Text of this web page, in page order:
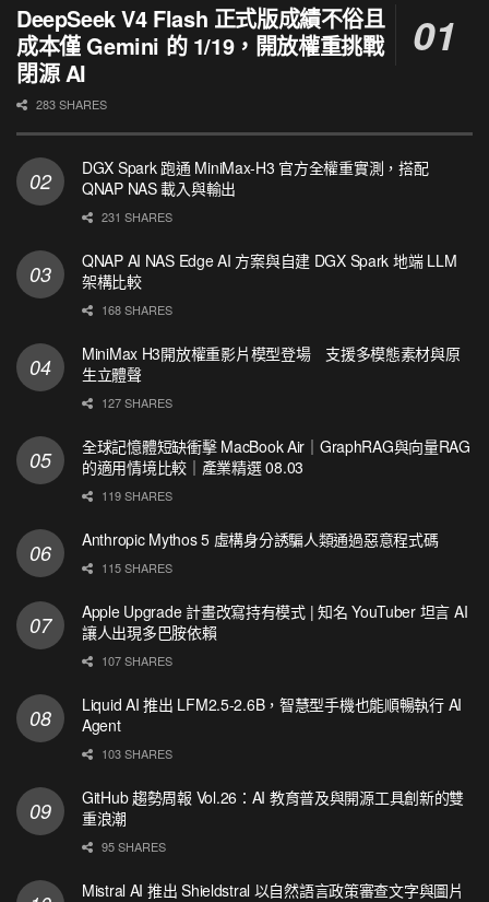
DeepSeek V4 Flash 正式版成績不俗且
成本僅 Gemini 的 1/19，開放權重挑戰
閉源 AI
283 SHARES
DGX Spark 跑通 MiniMax-H3 官方全權重實測，搭配
QNAP NAS 載入與輸出
231 SHARES
QNAP AI NAS Edge AI 方案與自建 DGX Spark 地端 LLM
架構比較
168 SHARES
MiniMax H3開放權重影片模型登場 支援多模態素材與原
生立體聲
127 SHARES
全球記憶體短缺衝擊 MacBook Air｜GraphRAG與向量RAG
的適用情境比較｜產業精選 08.03
119 SHARES
Anthropic Mythos 5 虛構身分誘騙人類通過惡意程式碼
115 SHARES
Apple Upgrade 計畫改寫持有模式 | 知名 YouTuber 坦言 AI
讓人出現多巴胺依賴
107 SHARES
Liquid AI 推出 LFM2.5-2.6B，智慧型手機也能順暢執行 AI
Agent
103 SHARES
GitHub 趨勢周報 Vol.26：AI 教育普及與開源工具創新的雙
重浪潮
95 SHARES
Mistral AI 推出 Shieldstral 以自然語言政策審查文字與圖片